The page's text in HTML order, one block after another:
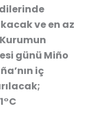
ve en az
günü Miño
iç